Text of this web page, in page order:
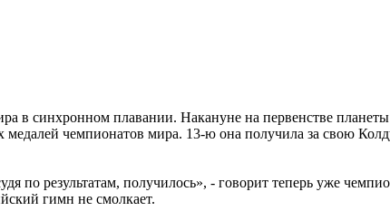
в синхронном плавании. Накануне на первенстве
чемпионатов мира. 13-ю она получила за свою
по результатам, получилось», - говорит теперь уже
гимн не смолкает.